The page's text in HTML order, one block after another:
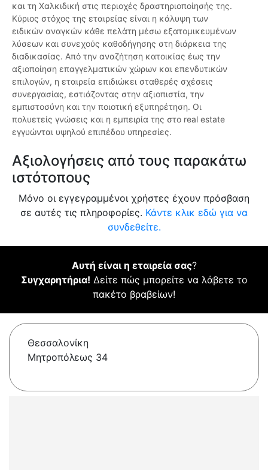
και τη Χαλκιδική στις περιοχές δραστηριοποίησής της.
Κύριος στόχος της εταιρείας είναι η κάλυψη των
ειδικών αναγκών κάθε πελάτη μέσω εξατομικευμένων
λύσεων και συνεχούς καθοδήγησης στη διάρκεια της
διαδικασίας. Από την αναζήτηση κατοικίας έως την
αξιοποίηση επαγγελματικών χώρων και επενδυτικών
επιλογών, η εταιρεία επιδιώκει σταθερές σχέσεις
συνεργασίας, εστιάζοντας στην αξιοπιστία, την
εμπιστοσύνη και την ποιοτική εξυπηρέτηση. Οι
πολυετείς γνώσεις και η εμπειρία της στο real estate
εγγυώνται υψηλού επιπέδου υπηρεσίες.
Αξιολογήσεις από τους παρακάτω
ιστότοπους
Μόνο οι εγγεγραμμένοι χρήστες έχουν πρόσβαση
σε αυτές τις πληροφορίες. Κάντε κλικ εδώ για να
συνδεθείτε.
Αυτή είναι η εταιρεία σας?
Συγχαρητήρια! Δείτε πώς μπορείτε να λάβετε το
πακέτο βραβείων!
Θεσσαλονίκη
Μητροπόλεως 34